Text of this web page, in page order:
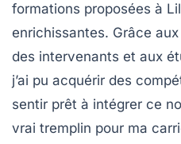
formations proposées à
enrichissantes. Grâce
des intervenants et aux
j’ai pu acquérir des
sentir prêt à intégrer ce
vrai tremplin pour ma